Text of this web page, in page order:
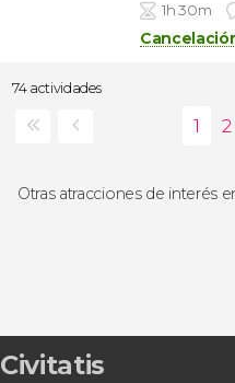
1h 30m
74 actividades
Otras atracciones de interés
Civitatis